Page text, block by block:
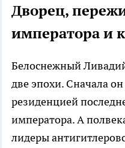
Дворец,
императора и
Белоснежный
две эпохи. Сначала
резиденцией
императора. А
лидеры